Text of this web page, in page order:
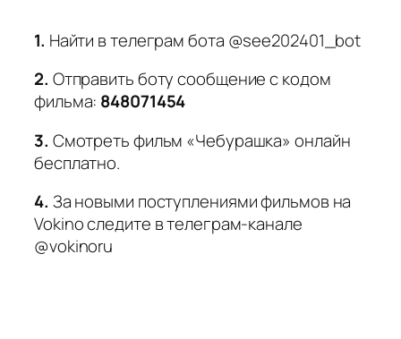
1. Найти в телеграм бота @see202401_bot
2. Отправить боту сообщение с кодом
фильма: 848071454
3. Смотреть фильм «Чебурашка» онлайн
бесплатно.
4. За новыми поступлениями фильмов на
Vokino следите в телеграм-канале
@vokinoru